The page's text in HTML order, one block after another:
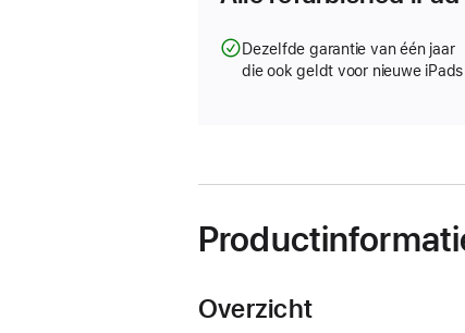
Dezelfde garantie van één jaar
die ook geldt voor nieuwe iPads
Overzicht